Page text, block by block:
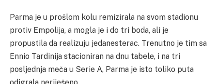
Parma je u prošlom kolu remizirala na svom stadionu
protiv Empolija, a mogla je i do tri boda, ali je
propustila da realizuju jedanesterac. Trenutno je tim sa
Ennio Tardinija stacioniran na dnu tabele, i na tri
posljednja meča u Serie A, Parma je isto toliko puta